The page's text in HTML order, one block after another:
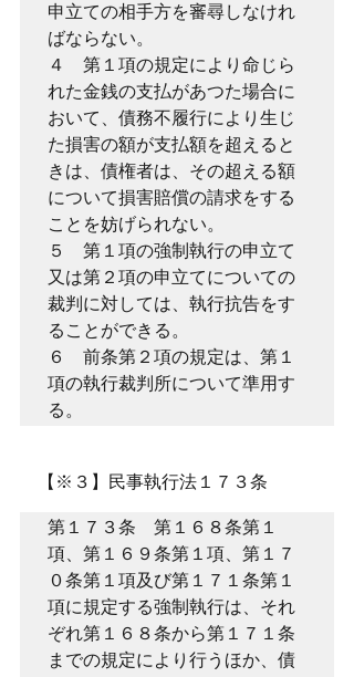
申立ての相手方を審尋しなけれ
ばならない。
４　第１項の規定により命じら
れた金銭の支払があつた場合に
おいて、債務不履行により生じ
た損害の額が支払額を超えると
きは、債権者は、その超える額
について損害賠償の請求をする
ことを妨げられない。
５　第１項の強制執行の申立て
又は第２項の申立てについての
裁判に対しては、執行抗告をす
ることができる。
６　前条第２項の規定は、第１
項の執行裁判所について準用す
る。
【※３】民事執行法１７３条
第１７３条　第１６８条第１
項、第１６９条第１項、第１７
０条第１項及び第１７１条第１
項に規定する強制執行は、それ
ぞれ第１６８条から第１７１条
までの規定により行うほか、債